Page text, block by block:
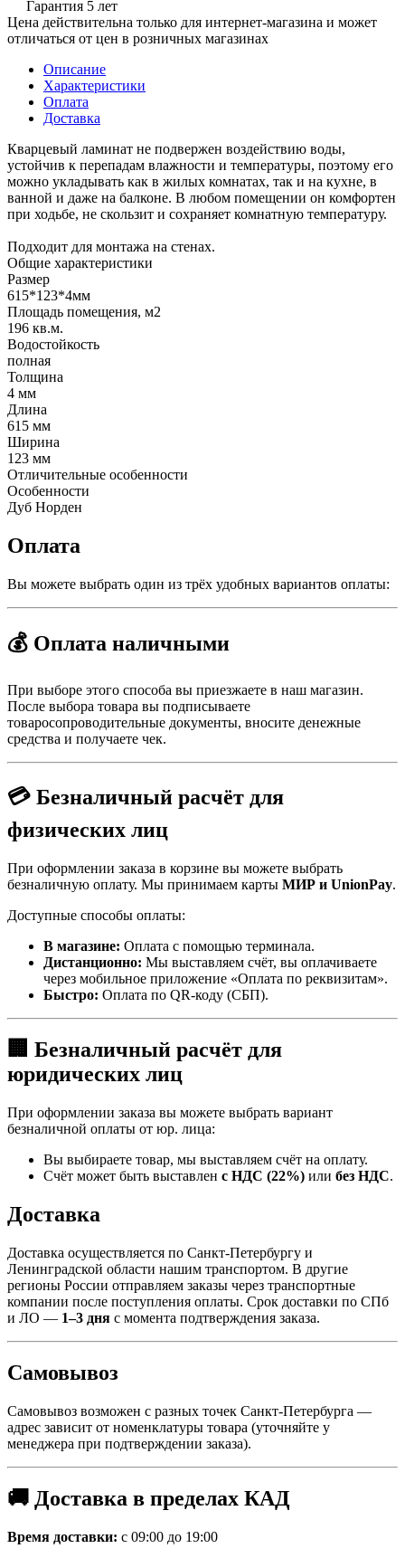
Гарантия 5 лет
Цена действительна только для интернет-магазина и может
отличаться от цен в розничных магазинах
Описание
Характеристики
Оплата
Доставка
Кварцевый ламинат не подвержен воздействию воды,
устойчив к перепадам влажности и температуры, поэтому его
можно укладывать как в жилых комнатах, так и на кухне, в
ванной и даже на балконе. В любом помещении он комфортен
при ходьбе, не скользит и сохраняет комнатную температуру.
Подходит для монтажа на стенах.
Общие характеристики
Размер
615*123*4мм
Площадь помещения, м2
196 кв.м.
Водостойкость
полная
Толщина
4 мм
Длина
615 мм
Ширина
123 мм
Отличительные особенности
Особенности
Дуб Норден
Оплата
Вы можете выбрать один из трёх удобных вариантов оплаты:
💰 Оплата наличными
При выборе этого способа вы приезжаете в наш магазин.
После выбора товара вы подписываете
товаросопроводительные документы, вносите денежные
средства и получаете чек.
💳 Безналичный расчёт для
физических лиц
При оформлении заказа в корзине вы можете выбрать
безналичную оплату. Мы принимаем карты МИР и UnionPay.
Доступные способы оплаты:
В магазине: Оплата с помощью терминала.
Дистанционно: Мы выставляем счёт, вы оплачиваете
через мобильное приложение «Оплата по реквизитам».
Быстро: Оплата по QR-коду (СБП).
🏢 Безналичный расчёт для
юридических лиц
При оформлении заказа вы можете выбрать вариант
безналичной оплаты от юр. лица:
Вы выбираете товар, мы выставляем счёт на оплату.
Счёт может быть выставлен с НДС (22%) или без НДС.
Доставка
Доставка осуществляется по Санкт-Петербургу и
Ленинградской области нашим транспортом. В другие
регионы России отправляем заказы через транспортные
компании после поступления оплаты. Срок доставки по СПб
и ЛО — 1–3 дня с момента подтверждения заказа.
Самовывоз
Самовывоз возможен с разных точек Санкт-Петербурга —
адрес зависит от номенклатуры товара (уточняйте у
менеджера при подтверждении заказа).
🚚 Доставка в пределах КАД
Время доставки: с 09:00 до 19:00